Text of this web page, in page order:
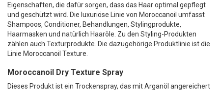
Eigenschaften, die dafür sorgen, dass das Haar optimal gepflegt
und geschützt wird. Die luxuriöse Linie von Moroccanoil umfasst
Shampoos, Conditioner, Behandlungen, Stylingprodukte,
Haarmasken und natürlich Haaröle. Zu den Styling-Produkten
zählen auch Texturprodukte. Die dazugehörige Produktlinie ist die
Linie Moroccanoil Texture.
Moroccanoil Dry Texture Spray
Dieses Produkt ist ein Trockenspray, das mit Arganöl angereichert